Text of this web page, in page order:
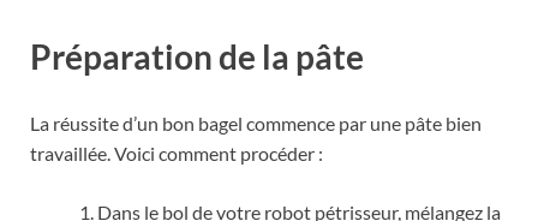
Préparation de la pâte
La réussite d’un bon bagel commence par une pâte bien
travaillée. Voici comment procéder :
Dans le bol de votre robot pétrisseur, mélangez la